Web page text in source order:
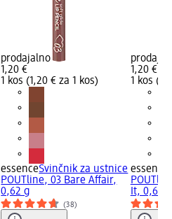
prodajalno
1,20 €
1 kos (1,20 € za 1 kos)
essenceSvinčnik za ustnice
POUTline, 03 Bare Affair,
0,62 g
(38)
1,20 €
1 kos
essence
It, 0,62 g